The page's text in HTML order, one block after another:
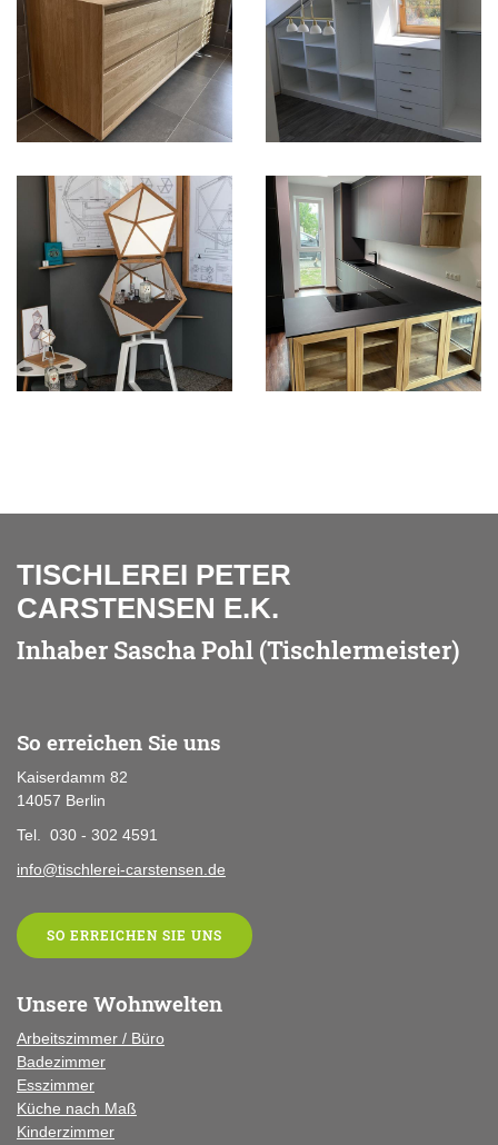
TISCHLEREI PETER
CARSTENSEN E.K.
Inhaber Sascha Pohl (Tischlermeister)
So erreichen Sie uns
Kaiserdamm 82
14057 Berlin
Tel. 030 - 302 4591
info@tischlerei-carstensen.de
SO ERREICHEN SIE UNS
Unsere Wohnwelten
Arbeitszimmer / Büro
Badezimmer
Esszimmer
Küche nach Maß
Kinderzimmer